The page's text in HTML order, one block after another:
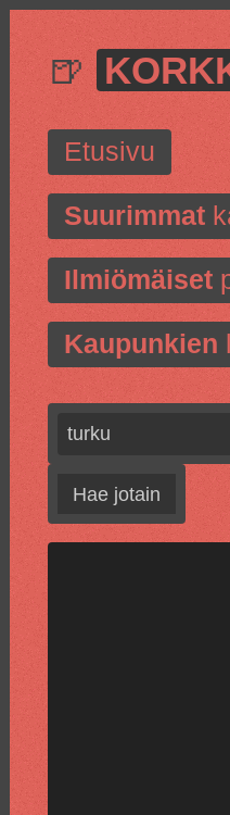
🍺
Etusivu
Suurimmat
Ilmiömäiset
Kaupunkien
Hae jotain